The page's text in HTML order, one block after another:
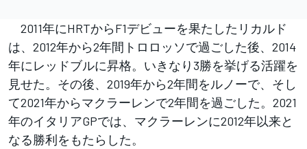
2011年にHRTからF1デビューを果たしたリカルド
は、2012年から2年間トロロッソで過ごした後、2014
年にレッドブルに昇格。いきなり3勝を挙げる活躍を
見せた。その後、2019年から2年間をルノーで、そし
て2021年からマクラーレンで2年間を過ごした。2021
年のイタリアGPでは、マクラーレンに2012年以来と
なる勝利をもたらした。